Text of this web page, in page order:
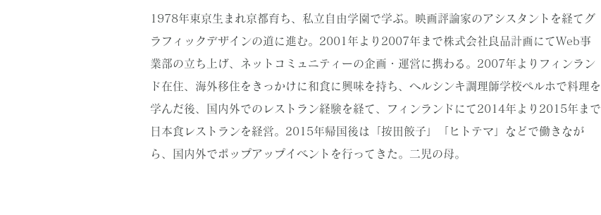
1978年東京生まれ京都育ち、私立自由学園で学ぶ。映画評論家のアシスタントを経てグ
ラフィックデザインの道に進む。2001年より2007年まで株式会社良品計画にてWeb事
業部の立ち上げ、ネットコミュニティーの企画・運営に携わる。2007年よりフィンラン
ド在住、海外移住をきっかけに和食に興味を持ち、ヘルシンキ調理師学校ペルホで料理を
学んだ後、国内外でのレストラン経験を経て、フィンランドにて2014年より2015年まで
日本食レストランを経営。2015年帰国後は「按田餃子」「ヒトテマ」などで働きなが
ら、国内外でポップアップイベントを行ってきた。二児の母。